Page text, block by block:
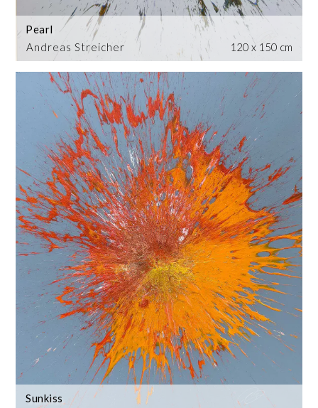
Andreas Streicher
Pearl
120 x 150 cm
Sunkiss